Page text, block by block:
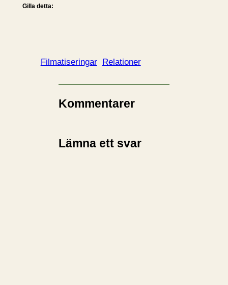
Gilla detta:
Filmatiseringar Relationer
Kommentarer
Lämna ett svar